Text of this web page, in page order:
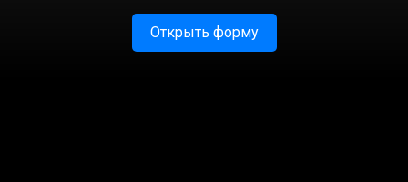
Открыть форму